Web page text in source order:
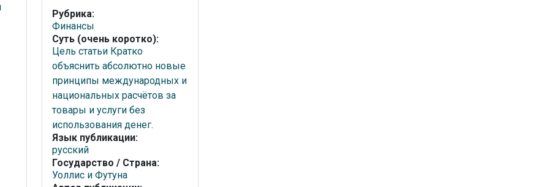
Рубрика:
Финансы
Суть (очень коротко):
Цель статьи Кратко
объяснить абсолютно новые
принципы международных и
национальных расчётов за
товары и услуги без
использования денег.
Язык публикации:
русский
Государство / Страна:
Уоллис и Футуна